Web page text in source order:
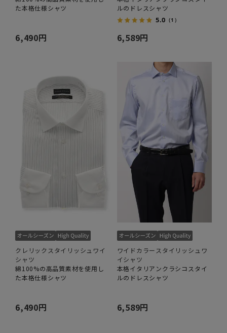
た本格仕様シャツ
6,490円
ルのドレスシャツ
5.0 （1）
6,589円
クレリックスタイリッシュワイ
シャツ
綿100%の高品質素材を使用し
た本格仕様シャツ
6,490円
ワイドカラースタイリッシュワ
イシャツ
本格イタリアンクラシコスタイ
ルのドレスシャツ
6,589円